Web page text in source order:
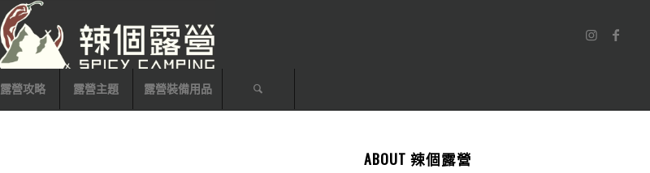
露營攻略 露營主題 露營裝備用品
ABOUT 辣個露營